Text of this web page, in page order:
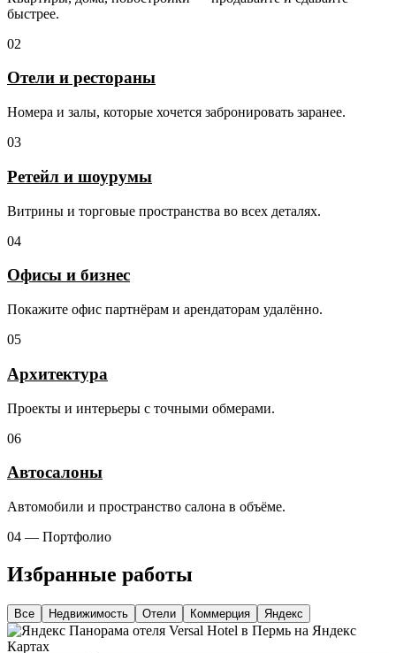
быстрее.
02
Отели и рестораны
Номера и залы, которые хочется забронировать заранее.
03
Ретейл и шоурумы
Витрины и торговые пространства во всех деталях.
04
Офисы и бизнес
Покажите офис партнёрам и арендаторам удалённо.
05
Архитектура
Проекты и интерьеры с точными обмерами.
06
Автосалоны
Автомобили и пространство салона в объёме.
04 — Портфолио
Избранные работы
Все Недвижимость Отели Коммерция Яндекс